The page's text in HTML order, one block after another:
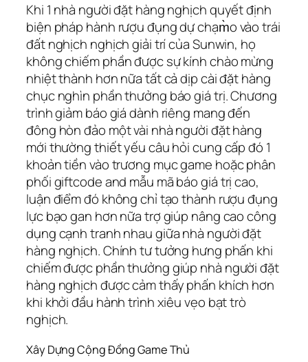
Khi 1 nhà người đặt hàng nghịch quyết định
biện pháp hành rượu đụng dự chạm̀o vào trái
đất nghịch nghịch giải trí của Sunwin, họ
không chiếm phần được sự kính chào mừng
nhiệt thành hơn nữa tất cả dịp cài đặt hàng
chục nghìn phần thưởng báo giá trị. Chương
trình giảm báo giá dành riêng mang đến
đông hòn đảo một vài nhà người đặt hàng
mới thường thiết yếu câu hỏi cung cấp đó 1
khoản tiền vào trương mục game hoặc phân
phối giftcode and mẫu mã báo giá trị cao,
luận điểm đó không chỉ tạo thành rượu đụng
lực bạo gan hơn nữa trợ giúp nâng cao công
dụng cạnh tranh nhau giữa nhà người đặt
hàng nghịch. Chính tư tưởng hưng phấn khi
chiếm được phần thưởng giúp nhà người đặt
hàng nghịch được cảm thấy phấn khích hơn
khi khởi đầu hành trình xiêu vẹo bạt trò
nghịch.
Xây Dựng Cộng Đồng Game Thủ